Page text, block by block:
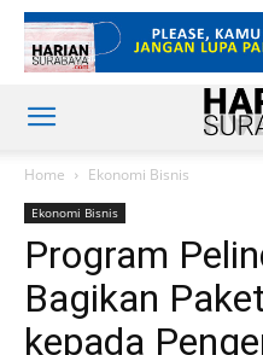
Home Ekonomi Bisnis
Ekonomi Bisnis
Program
Bagikan
kepada